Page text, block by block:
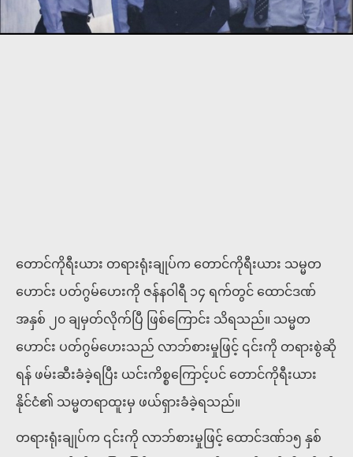
တောင်ကိုရီးယား တရားရုံးချုပ်က တောင်ကိုရီးယား သမ္မတ
ဟောင်း ပတ်ဂွမ်ဟေးကို ဇန်နဝါရီ ၁၄ ရက်တွင် ထောင်ဒဏ်
အနှစ် ၂၀ ချမှတ်လိုက်ပြီ ဖြစ်ကြောင်း သိရသည်။ သမ္မတ
ဟောင်း ပတ်ဂွမ်ဟေးသည် လာဘ်စားမှုဖြင့် ၎င်းကို တရားစွဲဆို
ရန် ဖမ်းဆီးခံခဲ့ရပြီး ယင်းကိစ္စကြောင့်ပင် တောင်ကိုရီးယား
နိုင်ငံ၏ သမ္မတရာထူးမှ ဖယ်ရှားခံခဲ့ရသည်။
တရားရုံးချုပ်က ၎င်းကို လာဘ်စားမှုဖြင့် ထောင်ဒဏ်၁၅ နှစ်